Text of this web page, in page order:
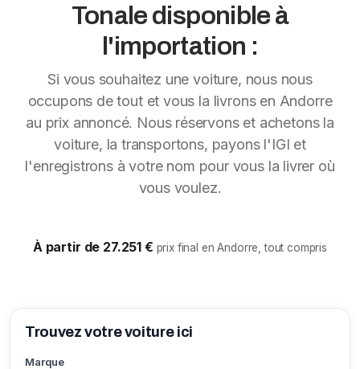
Tonale disponible à
l'importation :
Si vous souhaitez une voiture, nous nous
occupons de tout et vous la livrons en Andorre
au prix annoncé. Nous réservons et achetons la
voiture, la transportons, payons l'IGI et
l'enregistrons à votre nom pour vous la livrer où
vous voulez.
À partir de 27.251 € prix final en Andorre, tout compris
Trouvez votre voiture ici
Marque